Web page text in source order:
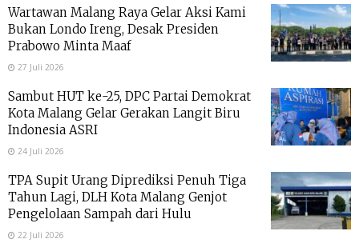
Wartawan Malang Raya Gelar Aksi Kami
Bukan Londo Ireng, Desak Presiden
Prabowo Minta Maaf
27 Juli 2026
Sambut HUT ke-25, DPC Partai Demokrat
Kota Malang Gelar Gerakan Langit Biru
Indonesia ASRI
24 Juli 2026
TPA Supit Urang Diprediksi Penuh Tiga
Tahun Lagi, DLH Kota Malang Genjot
Pengelolaan Sampah dari Hulu
22 Juli 2026